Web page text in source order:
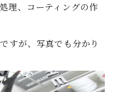
理、コーティングの作
すが、写真でも分かり